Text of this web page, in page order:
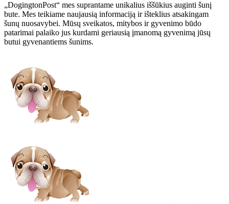
„DogingtonPost“ mes suprantame unikalius iššūkius auginti šunį
bute. Mes teikiame naujausią informaciją ir išteklius atsakingam
šunų nuosavybei. Mūsų sveikatos, mitybos ir gyvenimo būdo
patarimai palaiko jus kurdami geriausią įmanomą gyvenimą jūsų
butui gyvenantiems šunims.